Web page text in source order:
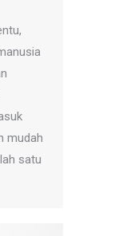
mudah
satu